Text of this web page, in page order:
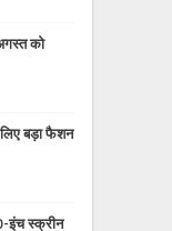
को
बड़ा फैशन
इंच स्क्रीन